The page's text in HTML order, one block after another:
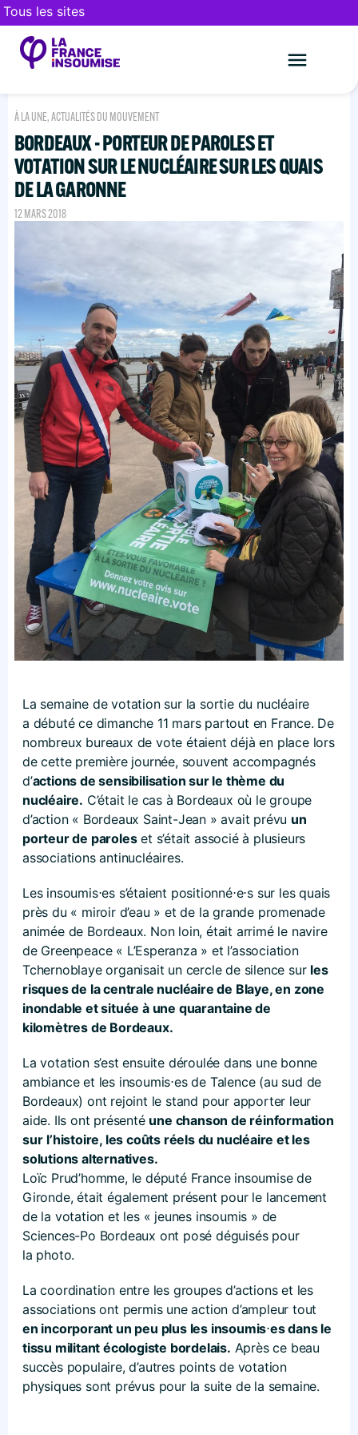
Tous les sites
À LA UNE,ACTUALITÉS DU MOUVEMENT
BORDEAUX - PORTEUR DE PAROLES ET
VOTATION SUR LE NUCLÉAIRE SUR LES QUAIS
DE LA GARONNE
12 MARS 2018
La semaine de votation sur la sortie du nucléaire
a débuté ce dimanche 11 mars partout en France. De
nombreux bureaux de vote étaient déjà en place lors
de cette première journée, souvent accompagnés
d’actions de sensibilisation sur le thème du
nucléaire. C’était le cas à Bordeaux où le groupe
d’action « Bordeaux Saint-Jean » avait prévu un
porteur de paroleset s’était associé à plusieurs
associations antinucléaires.
Les insoumis⋅es s’étaient positionné⋅e⋅s sur les quais
près du « miroir d’eau » et de la grande promenade
animée de Bordeaux. Non loin, était arrimé le navire
de Greenpeace « L’Esperanza » et l’association
Tchernoblaye organisait un cercle de silence sur les
risques de la centrale nucléaire de Blaye, en zone
inondable et située à une quarantaine de
kilomètres de Bordeaux.
La votation s’est ensuite déroulée dans une bonne
ambiance et les insoumis⋅es de Talence (au sud de
Bordeaux) ont rejoint le stand pour apporter leur
aide. Ils ont présenté une chanson de réinformation
sur l’histoire, les coûts réels du nucléaire et les
solutions alternatives.
Loïc Prud’homme, le député France insoumise de
Gironde, était également présent pour le lancement
de la votation et les « jeunes insoumis » de
Sciences-Po Bordeaux ont posé déguisés pour
la photo.
La coordination entre les groupes d’actions et les
associations ont permis une action d’ampleur tout
en incorporant un peu plus les insoumis⋅es dans le
tissu militant écologiste bordelais. Après ce beau
succès populaire, d’autres points de votation
physiques sont prévus pour la suite de la semaine.